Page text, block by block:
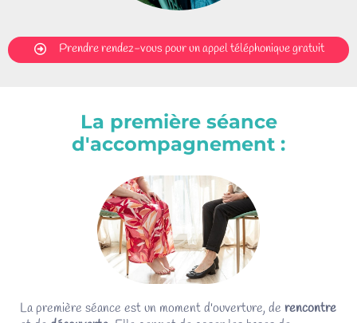
Prendre rendez-vous pour un appel téléphonique gratuit
La première séance
d'accompagnement :
La première séance est un moment d'ouverture, de rencontre